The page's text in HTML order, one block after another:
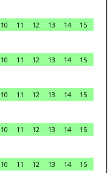
10 11 12 13 14
15
10 11 12 13 14
15
10 11 12 13 14
15
10 11 12 13 14
15
10 11 12 13 14
15